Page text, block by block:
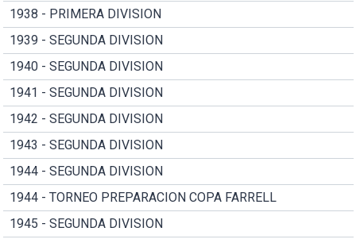
1938 - PRIMERA DIVISION
1939 - SEGUNDA DIVISION
1940 - SEGUNDA DIVISION
1941 - SEGUNDA DIVISION
1942 - SEGUNDA DIVISION
1943 - SEGUNDA DIVISION
1944 - SEGUNDA DIVISION
1944 - TORNEO PREPARACION COPA FARRELL
1945 - SEGUNDA DIVISION